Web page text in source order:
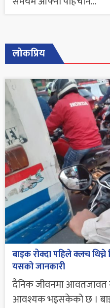
लोकप्रिय
बाइक रोक्दा पहिले क्लच
यसको जानकारी
दैनिक जीवनमा आवतजावत
आवश्यक भइसकेको छ ।